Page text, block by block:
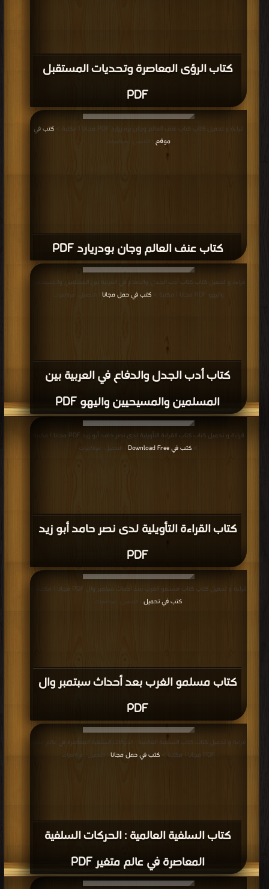
كتاب الرؤى المعاصرة وتحديات المستقبل
PDF
كتاب عنف العالم وجان بودريارد PDF
قراءة و تحميل كتاب كتاب عنف العالم وجان بودريارد PDF مجانا | مكتبة >
كتب في
موقع
| التحميل : مرة/مرات
كتاب أدب الجدل والدفاع في العربية بين
المسلمين والمسيحيين واليهو PDF
قراءة و تحميل كتاب كتاب أدب الجدل والدفاع في العربية بين المسلمين والمسيحيين
واليهو PDF مجانا | مكتبة >
كتب في حمل مجانا | التحميل : مرة/مرات
كتاب القراءة التأويلية لدى نصر حامد أبو زيد
PDF
قراءة و تحميل كتاب كتاب القراءة التأويلية لدى نصر حامد أبو زيد PDF مجانا | مكتبة
> كتب في Download Free | التحميل : مرة/مرات
كتاب مسلمو الغرب بعد أحداث سبتمبر وال
PDF
قراءة و تحميل كتاب كتاب مسلمو الغرب بعد أحداث سبتمبر وال PDF مجانا | مكتبة >
كتب في تحميل
| التحميل : مرة/مرات
كتاب السلفية العالمية : الحركات السلفية
المعاصرة في عالم متغير PDF
قراءة و تحميل كتاب كتاب السلفية العالمية : الحركات السلفية المعاصرة في عالم متغير
PDF مجانا | مكتبة >
كتب في حمل مجانا | التحميل : مرة/مرات